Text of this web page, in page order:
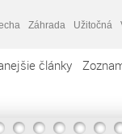
Záhrada Užitočná
články